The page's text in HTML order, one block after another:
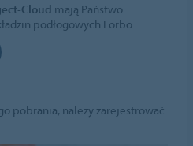
Cloud mają Państwo
podłogowych Forbo.
pobrania, należy zarejestrować